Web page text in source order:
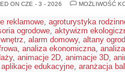
ON CZE - 3 - 2026
MOŻLIWOŚĆ
reklamowe, agroturystyka
ogrodowe, aktywizm
, alarm domowy, altany
, analiza ekonomiczna,
, animacje 2D, animacje 3D,
aplikacje edukacyjne, aranżacja